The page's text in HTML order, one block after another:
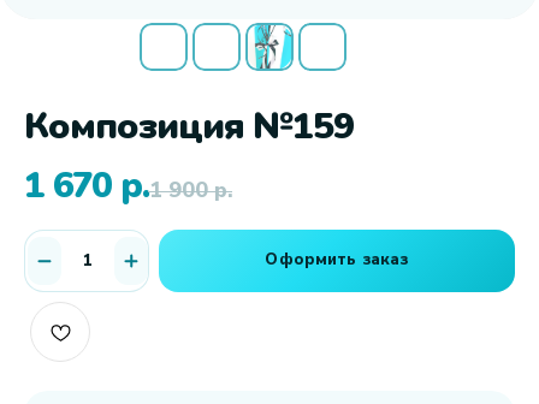
Композиция №159
1 670 р.1 900 р.
Оформить заказ